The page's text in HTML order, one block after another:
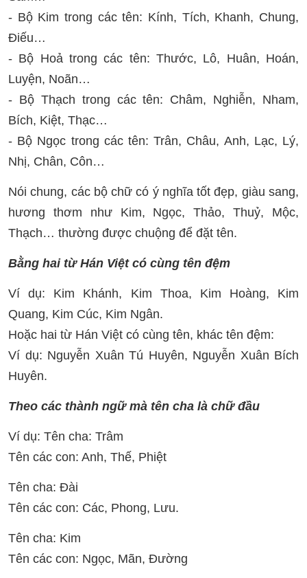
- Bộ Kim trong các tên: Kính, Tích, Khanh, Chung,
Điếu…
- Bộ Hoả trong các tên: Thước, Lô, Huân, Hoán,
Luyện, Noãn…
- Bộ Thạch trong các tên: Châm, Nghiễn, Nham,
Bích, Kiệt, Thạc…
- Bộ Ngọc trong các tên: Trân, Châu, Anh, Lạc, Lý,
Nhị, Chân, Côn…
Nói chung, các bộ chữ có ý nghĩa tốt đẹp, giàu sang,
hương thơm như Kim, Ngọc, Thảo, Thuỷ, Mộc,
Thạch… thường được chuộng để đặt tên.
Bằng hai từ Hán Việt có cùng tên đệm
Ví dụ: Kim Khánh, Kim Thoa, Kim Hoàng, Kim
Quang, Kim Cúc, Kim Ngân.
Hoặc hai từ Hán Việt có cùng tên, khác tên đệm:
Ví dụ: Nguyễn Xuân Tú Huyên, Nguyễn Xuân Bích
Huyên.
Theo các thành ngữ mà tên cha là chữ đầu
Ví dụ: Tên cha: Trâm
Tên các con: Anh, Thế, Phiệt
Tên cha: Đài
Tên các con: Các, Phong, Lưu.
Tên cha: Kim
Tên các con: Ngọc, Mãn, Đường